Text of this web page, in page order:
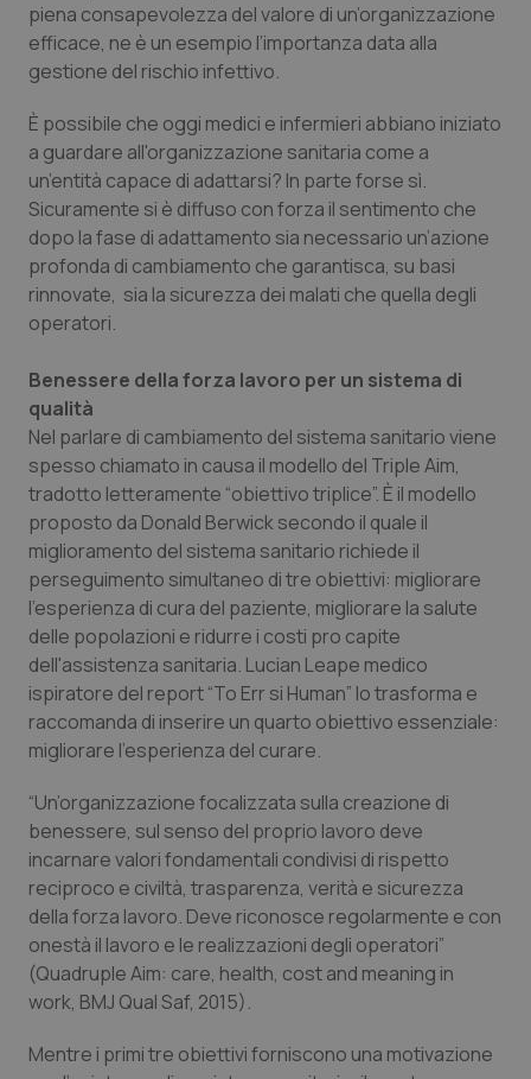
Valle D’Aosta
Veneto
Oncodermatologia
Oncoematologia
Oncologia & Nutrizione
Psoriasi & pelle
Quotidiano Cardiologia
Quotidiano Chirurgia
Quotidiano Oncologia
Quotidiano Pediatria
Rene & patologie urogenitali
Salute orale & impianti
Sangue & coagulazione
Tiroide
Tumore al seno
Tumore ovarico
Tumori del Polmone & Testa Collo
Tumori gastrointestinali
Ulcera & Reflusso
Vaccini
piena consapevolezza del valore di un’organizzazione
efficace, ne è un esempio l’importanza data alla
gestione del rischio infettivo.
È possibile che oggi medici e infermieri abbiano iniziato
a guardare all'organizzazione sanitaria come a
un’entità capace di adattarsi? In parte forse sì.
Sicuramente si è diffuso con forza il sentimento che
dopo la fase di adattamento sia necessario un’azione
profonda di cambiamento che garantisca, su basi
rinnovate, sia la sicurezza dei malati che quella degli
operatori.
Benessere della forza lavoro per un sistema di
qualità
Nel parlare di cambiamento del sistema sanitario viene
spesso chiamato in causa il modello del Triple Aim,
tradotto letteramente “obiettivo triplice”. È il modello
proposto da Donald Berwick secondo il quale il
miglioramento del sistema sanitario richiede il
perseguimento simultaneo di tre obiettivi: migliorare
l'esperienza di cura del paziente, migliorare la salute
delle popolazioni e ridurre i costi pro capite
dell'assistenza sanitaria. Lucian Leape medico
ispiratore del report “To Err si Human” lo trasforma e
raccomanda di inserire un quarto obiettivo essenziale:
migliorare l’esperienza del curare.
“Un’organizzazione focalizzata sulla creazione di
benessere, sul senso del proprio lavoro deve
incarnare valori fondamentali condivisi di rispetto
reciproco e civiltà, trasparenza, verità e sicurezza
della forza lavoro. Deve riconosce regolarmente e con
onestà il lavoro e le realizzazioni degli operatori”
(Quadruple Aim: care, health, cost and meaning in
work, BMJ Qual Saf, 2015).
Mentre i primi tre obiettivi forniscono una motivazione